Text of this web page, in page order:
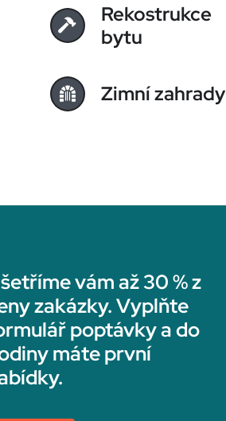
Rekostrukce
bytu
Zimní zahrady
vám až 30 % z
zakázky. Vyplňte
poptávky a do
máte první